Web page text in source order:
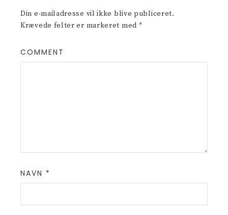
Din e-mailadresse vil ikke blive publiceret.
Krævede felter er markeret med *
COMMENT
NAVN *